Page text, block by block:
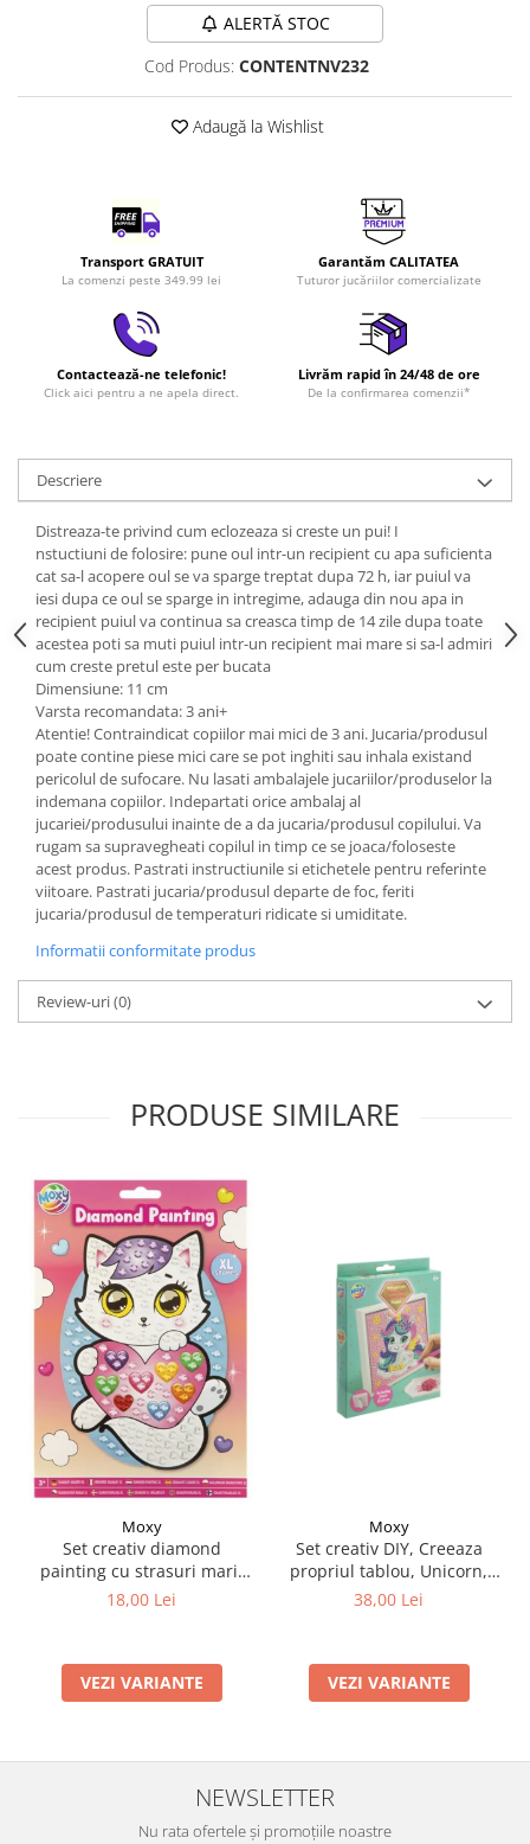
LEGO Creator Expert
LEGO Architecture
ALERTĂ STOC
Cod Produs: CONTENTNV232
Adaugă la Wishlist
Transport GRATUIT
La comenzi peste 349.99 lei
Garantăm CALITATEA
Tuturor jucăriilor comercializate
Contactează-ne telefonic!
Click aici pentru a ne apela direct.
Livrăm rapid în 24/48 de ore
De la confirmarea comenzii*
Descriere
Distreaza-te privind cum eclozeaza si creste un pui! I
nstuctiuni de folosire: pune oul intr-un recipient cu apa suficienta
cat sa-l acopere oul se va sparge treptat dupa 72 h, iar puiul va
iesi dupa ce oul se sparge in intregime, adauga din nou apa in
recipient puiul va continua sa creasca timp de 14 zile dupa toate
acestea poti sa muti puiul intr-un recipient mai mare si sa-l admiri
cum creste pretul este per bucata
Dimensiune: 11 cm
Varsta recomandata: 3 ani+
Atentie! Contraindicat copiilor mai mici de 3 ani. Jucaria/produsul
poate contine piese mici care se pot inghiti sau inhala existand
pericolul de sufocare. Nu lasati ambalajele jucariilor/produselor la
indemana copiilor. Indepartati orice ambalaj al
jucariei/produsului inainte de a da jucaria/produsul copilului. Va
rugam sa supravegheati copilul in timp ce se joaca/foloseste
acest produs. Pastrati instructiunile si etichetele pentru referinte
viitoare. Pastrati jucaria/produsul departe de foc, feriti
jucaria/produsul de temperaturi ridicate si umiditate.
Informatii conformitate produs
Review-uri(0)
PRODUSE SIMILARE
Moxy
Set creativ diamond
painting cu strasuri mari,
A5
18,00 Lei
VEZI VARIANTE
Moxy
Set creativ DIY, Creeaza
propriul tablou, Unicorn,
Moxy
38,00 Lei
VEZI VARIANTE
NEWSLETTER
Nu rata ofertele și promoțiile noastre